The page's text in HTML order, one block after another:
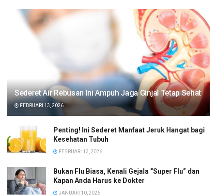
Sederet Air Rebusan Ini Ampuh Jaga Ginjal Tetap Sehat
FEBRUARI 13, 2026
Penting! Ini Sederet Manfaat Jeruk Hangat bagi
Kesehatan Tubuh
FEBRUARI 13, 2026
Bukan Flu Biasa, Kenali Gejala “Super Flu” dan
Kapan Anda Harus ke Dokter
JANUARI 10, 2026